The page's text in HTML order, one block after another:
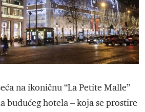
na ikoničnu “La Petite Malle”
budućeg hotela – koja se prostire